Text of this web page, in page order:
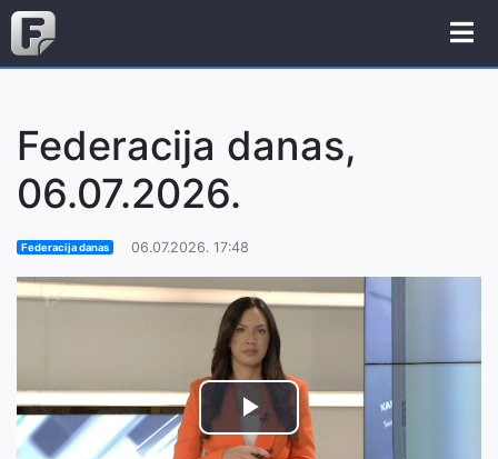
Federacija danas,
06.07.2026.
Federacija danas 06.07.2026. 17:48
Play